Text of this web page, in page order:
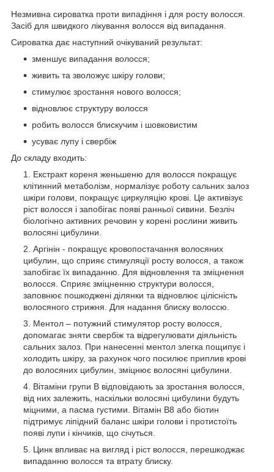
Незмивна сироватка проти випадіння і для росту волосся.
Засіб для швидкого лікування волосся від випадання.
Сироватка дає наступний очікуваний результат:
зменшує випадання волосся;
живить та зволожує шкіру голови;
стимулює зростання нового волосся;
відновлює структуру волосся
робить волосся блискучим і шовковистим
усуває лупу і свербіж
До складу входить:
Екстракт кореня женьшеню для волосся покращує
клітинний метаболізм, нормалізує роботу сальних залоз
шкіри голови, покращує циркуляцію крові. Це активізує
ріст волосся і запобігає появі ранньої сивини. Безліч
біологічно активних речовин у корені рослини живить
волосяні цибулини.
Аргінін - покращує кровопостачання волосяних
цибулин, що сприяє стимуляції росту волосся, а також
запобігає їх випаданню. Для відновлення та зміцнення
волосся. Сприяє зміцненню структури волосся,
заповнює пошкоджені ділянки та відновлює цілісність
волосяного стрижня. Для надання блиску волоссю.
Ментол – потужний стимулятор росту волосся,
допомагає зняти свербіж та відрегулювати діяльність
сальних залоз. При нанесенні ментол злегка пощипує і
холодить шкіру, за рахунок чого посилює приплив крові
до волосяних цибулин, зміцнює волосяні цибулини.
Вітаміни групи В відповідають за зростання волосся,
від них залежить, наскільки волосяні цибулини будуть
міцними, а пасма густими. Вітамін В8 або біотин
підтримує ліпідний баланс шкіри голови і протистоїть
появі лупи і кінчиків, що січуться.
Цинк впливає на вигляд і ріст волосся, перешкоджає
випаданню волосся та втрату блиску.